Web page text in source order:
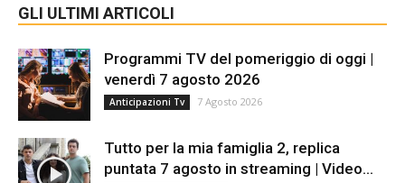
GLI ULTIMI ARTICOLI
Programmi TV del pomeriggio di oggi |
venerdì 7 agosto 2026
Anticipazioni Tv 7 Agosto 2026
Tutto per la mia famiglia 2, replica
puntata 7 agosto in streaming | Video...